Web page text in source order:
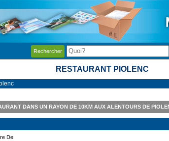
Rechercher
RESTAURANT PIOLENC
DANS UN RAYON DE 10KM AUX ALENTOURS DE
De